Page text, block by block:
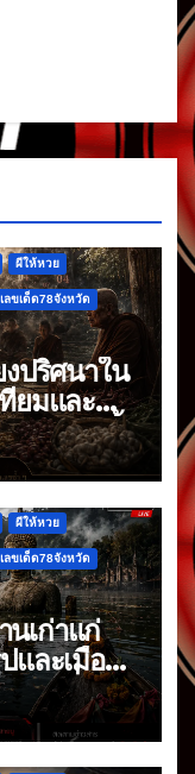
ผีให้หวย
เลขเด็ด78จังหวัด
ปริศนาใน
ยมและ
ก้นบาตรมื้อ
ผีให้หวย
เลขเด็ด78จังหวัด
เก่าแก่
และเมืองที่
งเล่าที่สืบ